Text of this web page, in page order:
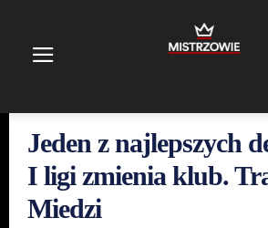
Jeden z najlepszych
I ligi zmienia klub.
Miedzi